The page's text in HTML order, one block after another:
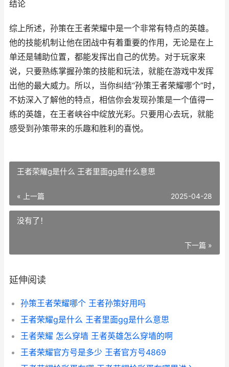
结论
综上所述，孙策在王者荣耀中是一个非常有特点的英雄。
他的技能机制让他在团战中有着重要的作用，无论是在上
单还是辅助位置，都能发挥出自己的优势。对于玩家来
说，只要熟练掌握孙策的技能和玩法，就能在游戏中发挥
出他的最大威力。所以，当你纠结“孙策王者荣耀哪个”时，
不妨深入了解他的特点，相信你会发现孙策是一个值得一
练的英雄，在王者峡谷中绽放光彩。只要用心去玩，就能
感受到孙策带来的乐趣和胜利的喜悦。
王者荣耀g是什么 王者里面gg是什么意思
« 上一篇 2025-04-28
没有了！
下一篇 »
延伸阅读
孙策王者荣耀哪个 王者孙策好用吗
王者荣耀g是什么 王者里面gg是什么意思
王者荣耀 怎么穿墙 王者英雄怎么穿墙的啊
王者荣耀官方号是多少 王者官方号4869